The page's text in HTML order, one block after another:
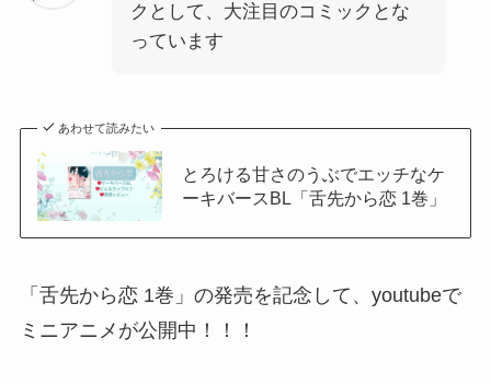
クとして、大注目のコミックとな
っています
あわせて読みたい
とろける甘さのうぶでエッチなケ
ーキバースBL「舌先から恋 1巻」
「舌先から恋 1巻」の発売を記念して、youtubeで
ミニアニメが公開中！！！